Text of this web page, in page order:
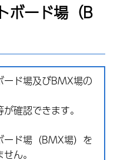
ボード場（B
ード場及びBMX場の
確認できます。
ド場（BMX場）を
ん。